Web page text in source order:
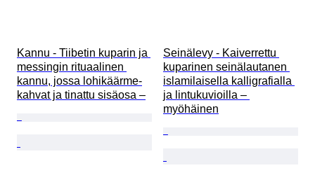
Kannu - Tiibetin kuparin ja
messingin rituaalinen
kannu, jossa lohikäärme-
kahvat ja tinattu sisäosa –
Seinälevy - Kaiverrettu
kuparinen seinälautanen
islamilaisella kalligrafialla
ja lintukuvioilla –
myöhäinen